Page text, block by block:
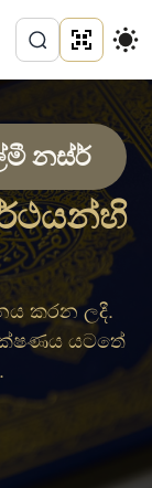
නස්ර්
කරන ලදී.
යටතේ